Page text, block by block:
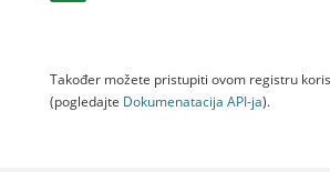
Također možete pristupiti ovom registru
(pogledajte Dokumenаtаcijа API-jа).